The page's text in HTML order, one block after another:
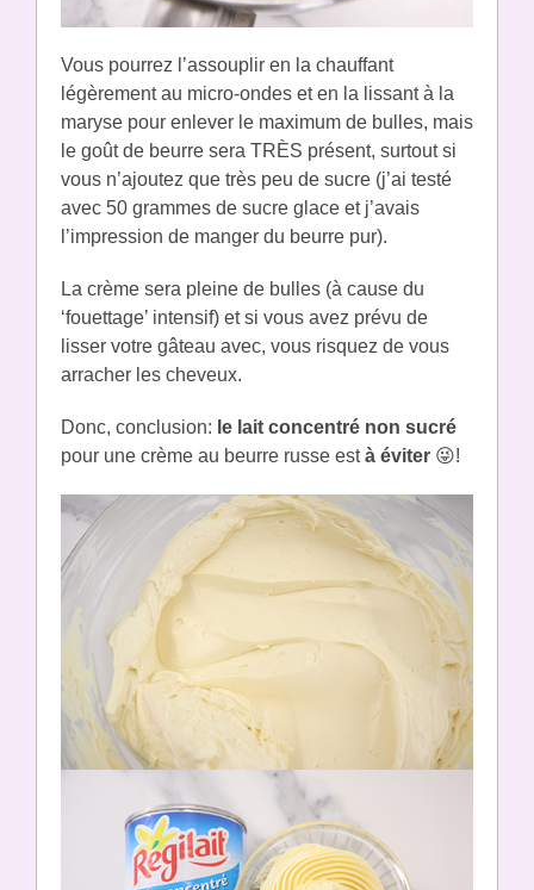
Vous pourrez l’assouplir en la chauffant
légèrement au micro-ondes et en la lissant à la
maryse pour enlever le maximum de bulles, mais
le goût de beurre sera TRÈS présent, surtout si
vous n’ajoutez que très peu de sucre (j’ai testé
avec 50 grammes de sucre glace et j’avais
l’impression de manger du beurre pur).
La crème sera pleine de bulles (à cause du
‘fouettage’ intensif) et si vous avez prévu de
lisser votre gâteau avec, vous risquez de vous
arracher les cheveux.
Donc, conclusion: le lait concentré non sucré
pour une crème au beurre russe està éviter 😜!